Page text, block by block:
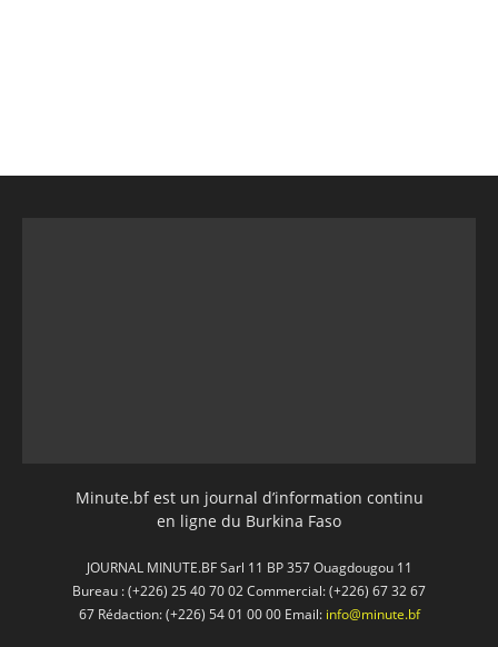
Minute.bf est un journal d’information continu
en ligne du Burkina Faso
JOURNAL MINUTE.BF Sarl 11 BP 357 Ouagdougou 11
Bureau : (+226) 25 40 70 02 Commercial: (+226) 67 32 67
67 Rédaction: (+226) 54 01 00 00 Email: info@minute.bf